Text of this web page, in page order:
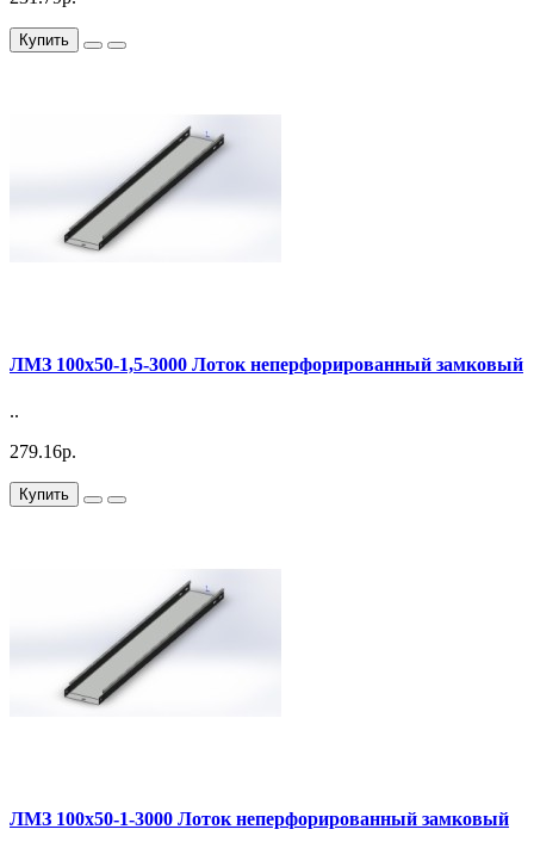
Купить
ЛМЗ 100х50-1,5-3000 Лоток неперфорированный замковый
..
279.16р.
Купить
ЛМЗ 100х50-1-3000 Лоток неперфорированный замковый